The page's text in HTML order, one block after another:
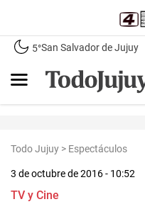
5°San Salvador de Jujuy
Todo Jujuy > Espectáculos
3 de octubre de 2016 - 10:52
TV y Cine